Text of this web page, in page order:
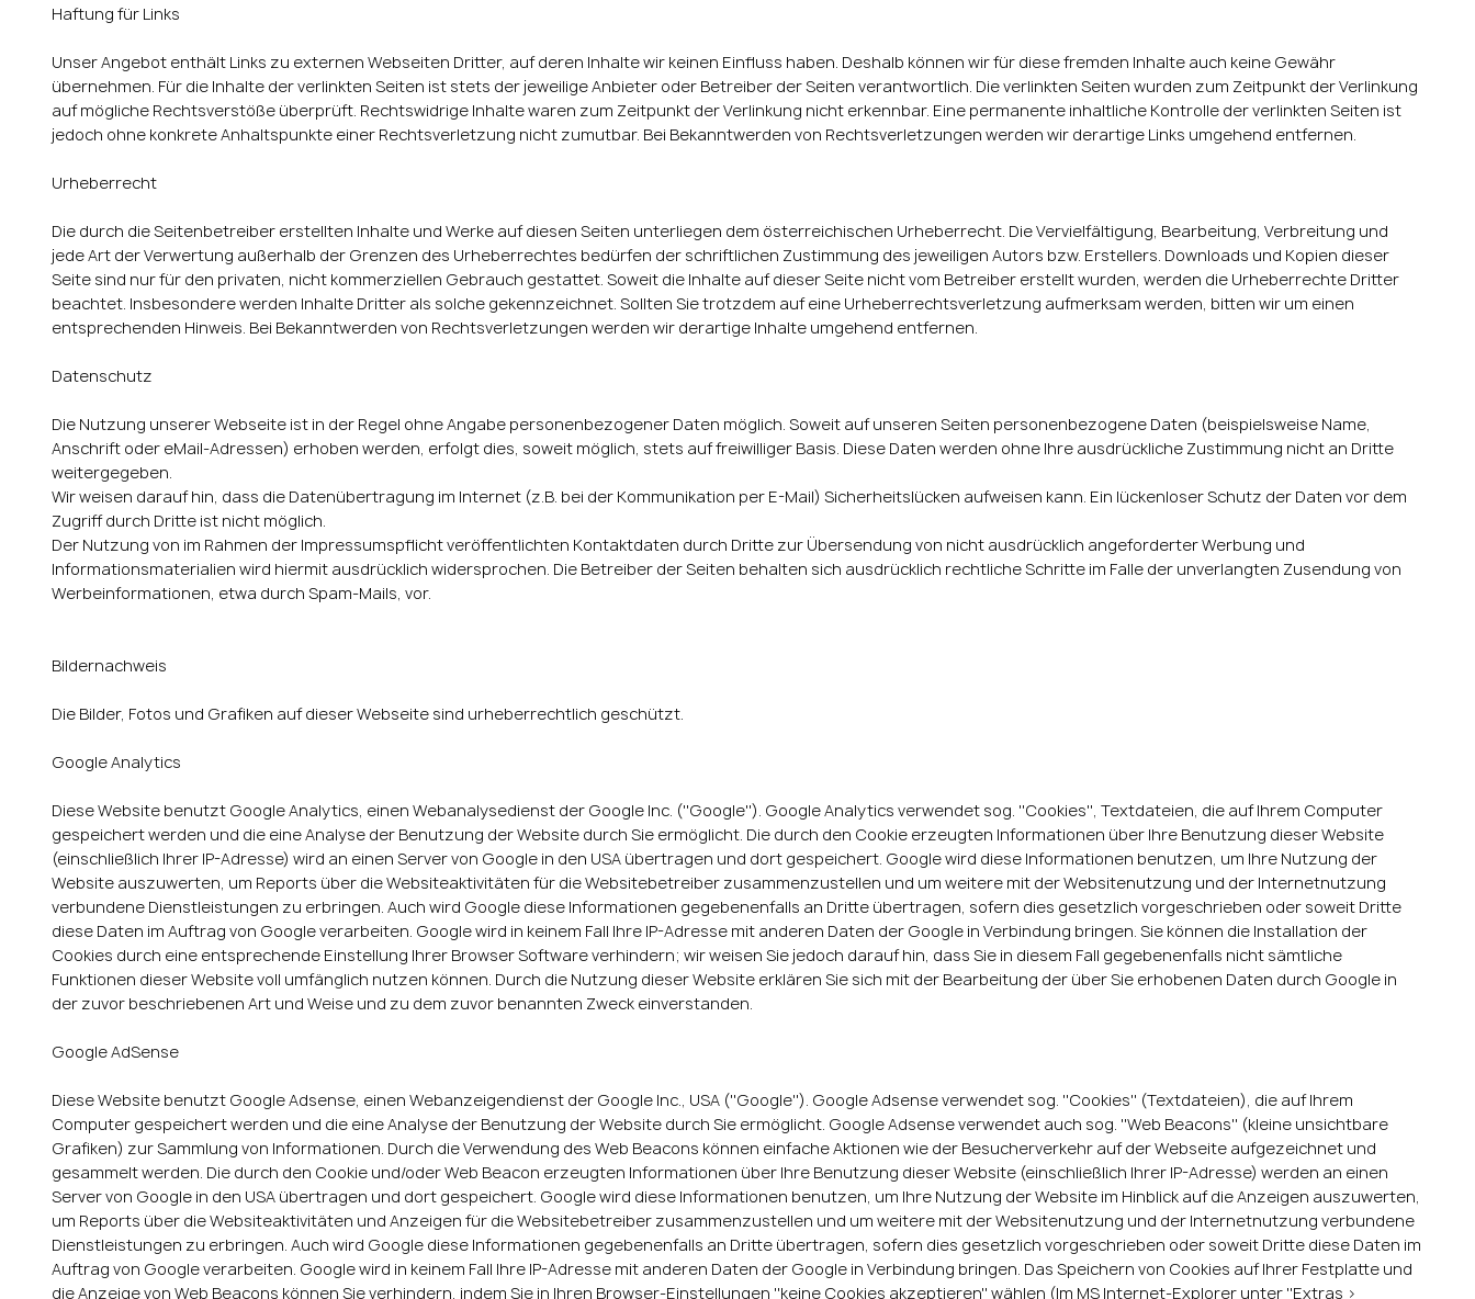
Haftung für Links
Unser Angebot enthält Links zu externen Webseiten Dritter, auf deren Inhalte wir keinen Einfluss haben. Deshalb können wir für diese fremden Inhalte auch keine Gewähr
übernehmen. Für die Inhalte der verlinkten Seiten ist stets der jeweilige Anbieter oder Betreiber der Seiten verantwortlich. Die verlinkten Seiten wurden zum Zeitpunkt der Verlinkung
auf mögliche Rechtsverstöße überprüft. Rechtswidrige Inhalte waren zum Zeitpunkt der Verlinkung nicht erkennbar. Eine permanente inhaltliche Kontrolle der verlinkten Seiten ist
jedoch ohne konkrete Anhaltspunkte einer Rechtsverletzung nicht zumutbar. Bei Bekanntwerden von Rechtsverletzungen werden wir derartige Links umgehend entfernen.
Urheberrecht
Die durch die Seitenbetreiber erstellten Inhalte und Werke auf diesen Seiten unterliegen dem österreichischen Urheberrecht. Die Vervielfältigung, Bearbeitung, Verbreitung und
jede Art der Verwertung außerhalb der Grenzen des Urheberrechtes bedürfen der schriftlichen Zustimmung des jeweiligen Autors bzw. Erstellers. Downloads und Kopien dieser
Seite sind nur für den privaten, nicht kommerziellen Gebrauch gestattet. Soweit die Inhalte auf dieser Seite nicht vom Betreiber erstellt wurden, werden die Urheberrechte Dritter
beachtet. Insbesondere werden Inhalte Dritter als solche gekennzeichnet. Sollten Sie trotzdem auf eine Urheberrechtsverletzung aufmerksam werden, bitten wir um einen
entsprechenden Hinweis. Bei Bekanntwerden von Rechtsverletzungen werden wir derartige Inhalte umgehend entfernen.
Datenschutz
Die Nutzung unserer Webseite ist in der Regel ohne Angabe personenbezogener Daten möglich. Soweit auf unseren Seiten personenbezogene Daten (beispielsweise Name,
Anschrift oder eMail-Adressen) erhoben werden, erfolgt dies, soweit möglich, stets auf freiwilliger Basis. Diese Daten werden ohne Ihre ausdrückliche Zustimmung nicht an Dritte
weitergegeben.
Wir weisen darauf hin, dass die Datenübertragung im Internet (z.B. bei der Kommunikation per E-Mail) Sicherheitslücken aufweisen kann. Ein lückenloser Schutz der Daten vor dem
Zugriff durch Dritte ist nicht möglich.
Der Nutzung von im Rahmen der Impressumspflicht veröffentlichten Kontaktdaten durch Dritte zur Übersendung von nicht ausdrücklich angeforderter Werbung und
Informationsmaterialien wird hiermit ausdrücklich widersprochen. Die Betreiber der Seiten behalten sich ausdrücklich rechtliche Schritte im Falle der unverlangten Zusendung von
Werbeinformationen, etwa durch Spam-Mails, vor.
Bildernachweis
Die Bilder, Fotos und Grafiken auf dieser Webseite sind urheberrechtlich geschützt.
Google Analytics
Diese Website benutzt Google Analytics, einen Webanalysedienst der Google Inc. (''Google''). Google Analytics verwendet sog. ''Cookies'', Textdateien, die auf Ihrem Computer
gespeichert werden und die eine Analyse der Benutzung der Website durch Sie ermöglicht. Die durch den Cookie erzeugten Informationen über Ihre Benutzung dieser Website
(einschließlich Ihrer IP-Adresse) wird an einen Server von Google in den USA übertragen und dort gespeichert. Google wird diese Informationen benutzen, um Ihre Nutzung der
Website auszuwerten, um Reports über die Websiteaktivitäten für die Websitebetreiber zusammenzustellen und um weitere mit der Websitenutzung und der Internetnutzung
verbundene Dienstleistungen zu erbringen. Auch wird Google diese Informationen gegebenenfalls an Dritte übertragen, sofern dies gesetzlich vorgeschrieben oder soweit Dritte
diese Daten im Auftrag von Google verarbeiten. Google wird in keinem Fall Ihre IP-Adresse mit anderen Daten der Google in Verbindung bringen. Sie können die Installation der
Cookies durch eine entsprechende Einstellung Ihrer Browser Software verhindern; wir weisen Sie jedoch darauf hin, dass Sie in diesem Fall gegebenenfalls nicht sämtliche
Funktionen dieser Website voll umfänglich nutzen können. Durch die Nutzung dieser Website erklären Sie sich mit der Bearbeitung der über Sie erhobenen Daten durch Google in
der zuvor beschriebenen Art und Weise und zu dem zuvor benannten Zweck einverstanden.
Google AdSense
Diese Website benutzt Google Adsense, einen Webanzeigendienst der Google Inc., USA (''Google''). Google Adsense verwendet sog. ''Cookies'' (Textdateien), die auf Ihrem
Computer gespeichert werden und die eine Analyse der Benutzung der Website durch Sie ermöglicht. Google Adsense verwendet auch sog. ''Web Beacons'' (kleine unsichtbare
Grafiken) zur Sammlung von Informationen. Durch die Verwendung des Web Beacons können einfache Aktionen wie der Besucherverkehr auf der Webseite aufgezeichnet und
gesammelt werden. Die durch den Cookie und/oder Web Beacon erzeugten Informationen über Ihre Benutzung dieser Website (einschließlich Ihrer IP-Adresse) werden an einen
Server von Google in den USA übertragen und dort gespeichert. Google wird diese Informationen benutzen, um Ihre Nutzung der Website im Hinblick auf die Anzeigen auszuwerten,
um Reports über die Websiteaktivitäten und Anzeigen für die Websitebetreiber zusammenzustellen und um weitere mit der Websitenutzung und der Internetnutzung verbundene
Dienstleistungen zu erbringen. Auch wird Google diese Informationen gegebenenfalls an Dritte übertragen, sofern dies gesetzlich vorgeschrieben oder soweit Dritte diese Daten im
Auftrag von Google verarbeiten. Google wird in keinem Fall Ihre IP-Adresse mit anderen Daten der Google in Verbindung bringen. Das Speichern von Cookies auf Ihrer Festplatte und
die Anzeige von Web Beacons können Sie verhindern, indem Sie in Ihren Browser-Einstellungen ''keine Cookies akzeptieren'' wählen (Im MS Internet-Explorer unter ''Extras >